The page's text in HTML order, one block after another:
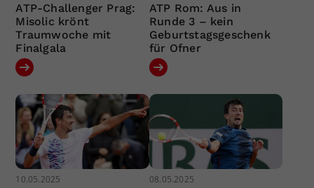
ATP-Challenger Prag:
Misolic krönt
Traumwoche mit
Finalgala
ATP Rom: Aus in
Runde 3 – kein
Geburtstagsgeschenk
für Ofner
10.05.2025 08.05.2025